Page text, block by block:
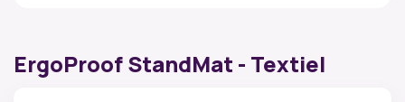
ErgoProof StandMat - Textiel